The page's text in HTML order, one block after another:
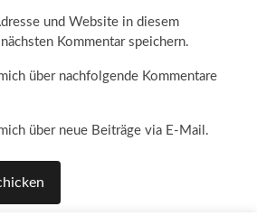
und Website in diesem
Kommentar speichern.
über nachfolgende Kommentare
über neue Beiträge via E-Mail.